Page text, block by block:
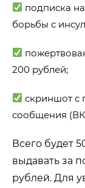
подписка
борьбы с
200 рублей;
скриншот с
сообщения
Всего будет
выдавать за
рублей. Для